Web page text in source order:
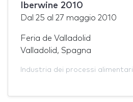
Iberwine 2010
Dal 25 al 27 maggio 2010
Feria de Valladolid
Valladolid, Spagna
Industria dei processi alimentari